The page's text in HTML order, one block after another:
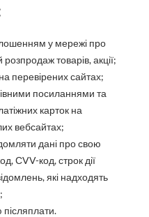
у мережі про
товарів, акції;
перевірених сайтах;
посиланнями та
карток на
вебсайтах;
дані про свою
СVV-код, строк дії
які надходять
післяплати.